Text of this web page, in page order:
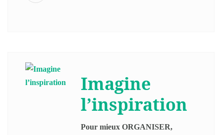
Imagine
l’inspiration
Pour mieux ORGANISER,